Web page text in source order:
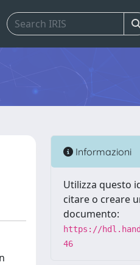
Informazioni
Utilizza questo
citare o creare
documento:
https://
46